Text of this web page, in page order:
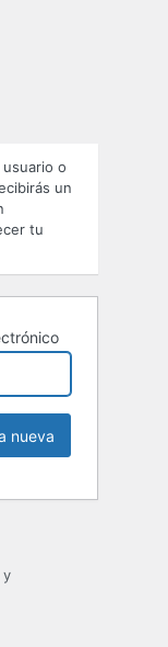
o
un
tu
y